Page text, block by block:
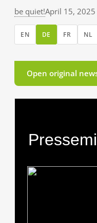
be quiet!April 15, 2025
EN DE FR NL
Open original